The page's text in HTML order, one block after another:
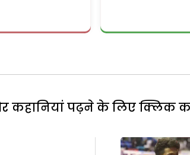
कहानियां पढ़ने के लिए क्लिक